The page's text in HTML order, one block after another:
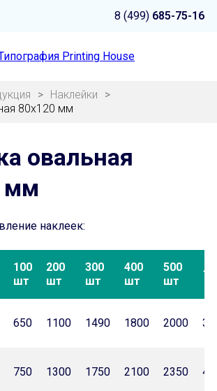
8 (499) 685-75-16
> Наклейки
>
80х120 мм
овальная
мм
наклеек:
100
шт
200
шт
300
шт
400
шт
500
шт
650 1100 1490 1800 2000
750 1300 1750 2100 2350